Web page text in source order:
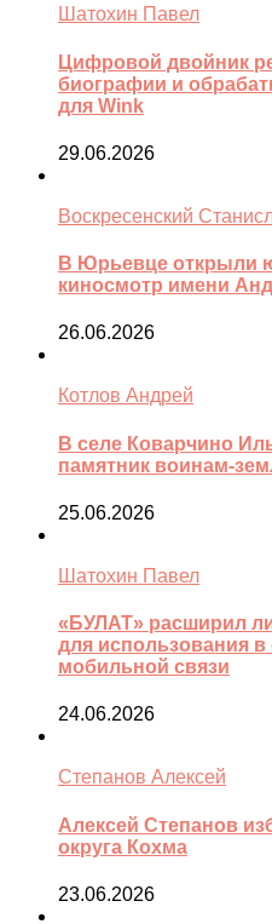
Шатохин Павел
Цифровой двойник
биографии и
для Wink
29.06.2026
Воскресенский
В Юрьевце открыли
киносмотр имени
26.06.2026
Котлов Андрей
В селе Коварчино
памятник воинам-
25.06.2026
Шатохин Павел
«БУЛАТ» расширил
для использования в
мобильной связи
24.06.2026
Степанов Алексей
Алексей Степанов
округа Кохма
23.06.2026